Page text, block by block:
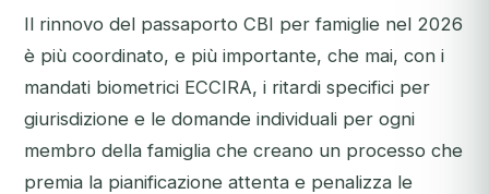
Il rinnovo del passaporto CBI per famiglie nel 2026
è più coordinato, e più importante, che mai, con i
mandati biometrici ECCIRA, i ritardi specifici per
giurisdizione e le domande individuali per ogni
membro della famiglia che creano un processo che
premia la pianificazione attenta e penalizza le